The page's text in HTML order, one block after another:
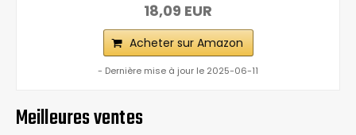
18,09 EUR
Acheter sur Amazon
- Dernière mise à jour le 2025-06-11
Meilleures ventes